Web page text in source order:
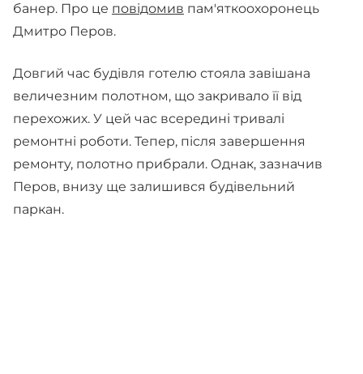
банер. Про це повідомив пам'яткоохоронець
Дмитро Перов.
Довгий час будівля готелю стояла завішана
величезним полотном, що закривало її від
перехожих. У цей час всередині тривалі
ремонтні роботи. Тепер, після завершення
ремонту, полотно прибрали. Однак, зазначив
Перов, внизу ще залишився будівельний
паркан.